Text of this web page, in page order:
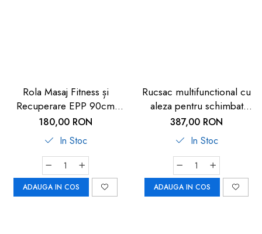
Rola Masaj Fitness și
Recuperare EPP 90cm
CAR-BOY
180,00 RON
In Stoc
ADAUGA IN COS
Rucsac multifunctional cu
aleza pentru schimbat
scutecul bebelusului, din
plastic reciclat, Reer
Growing Backpack 84221
387,00 RON
In Stoc
ADAUGA IN COS